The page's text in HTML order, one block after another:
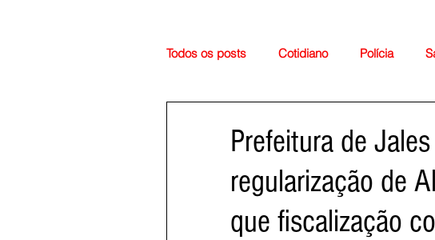
Todos os posts Cotidiano Polícia
Prefeitura de
regularização de
que fiscalização